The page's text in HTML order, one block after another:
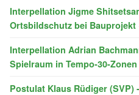
Interpellation Jigme
Ortsbildschutz bei Bauprojekt
Interpellation Adrian
Spielraum in Tempo-30-Zonen
Postulat Klaus Rüdiger (SVP)